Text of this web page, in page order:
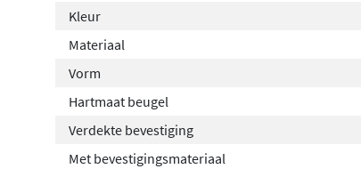
Kleur
Materiaal
Vorm
Hartmaat beugel
Verdekte bevestiging
Met bevestigingsmateriaal